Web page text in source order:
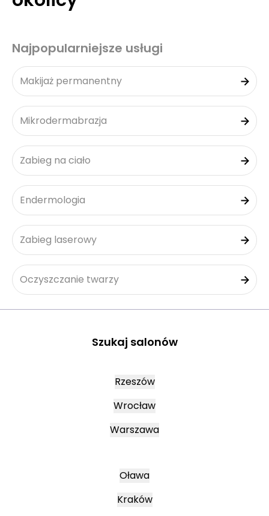
Najpopularniejsze usługi
Makijaż permanentny
Mikrodermabrazja
Zabieg na ciało
Endermologia
Zabieg laserowy
Oczyszczanie twarzy
Szukaj salonów
Rzeszów
Wrocław
Warszawa
Oława
Kraków